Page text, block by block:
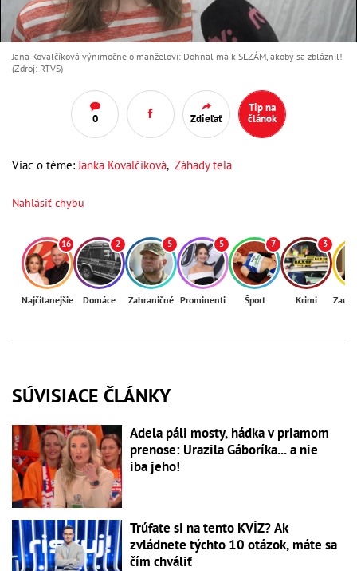
Jana Kovalčíková výnimočne o manželovi: Dohnal ma k SLZÁM, akoby sa zbláznil!
(Zdroj: RTVS)
0 Zdieľať
Tip na
článok
Viac o téme: Janka Kovalčíková, Záhady tela
Nahlásiť chybu
16
Najčítanejšie
2
Domáce
5
Zahraničné
5
Prominenti
7
Šport
3
Krimi
SÚVISIACE ČLÁNKY
Adela páli mosty, hádka v priamom
prenose: Urazila Gáboríka... a nie
iba jeho!
Trúfate si na tento KVÍZ? Ak
zvládnete týchto 10 otázok, máte sa
čím chváliť